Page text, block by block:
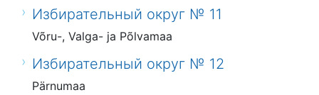
Избирательный округ № 11
Võru-, Valga- ja Põlvamaa
Избирательный округ № 12
Pärnumaa